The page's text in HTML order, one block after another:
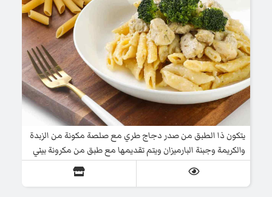
يتكون ذا الطبق من صدر دجاج طري مع صلصة مكونة من الزبدة
والكريمة وجبنة البارميزان ويتم تقديمها مع طبق من مكرونة بيني
وبروكلي طازج